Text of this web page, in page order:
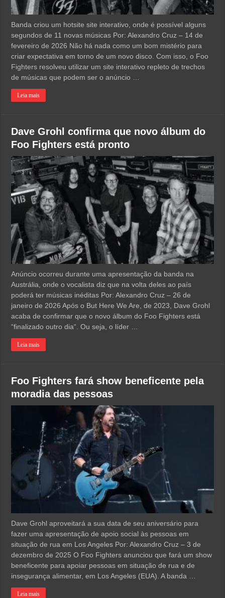
Banda criou um hotsite site interativo, onde é possível alguns
segundos de 11 novas músicas Por: Alexandro Cruz – 14 de
fevereiro de 2026 Não há nada como um bom mistério para
criar expectativa em torno de um novo disco. Com isso, o Foo
Fighters resolveu utilizar um site interativo repleto de trechos
de músicas que podem ser o anúncio …
Leia mais
Dave Grohl confirma que novo álbum do
Foo Fighters está pronto
Anúncio ocorreu durante uma apresentação da banda na
Austrália, onde o vocalista diz que na volta deles ao país
poderá ter músicas inéditas Por: Alexandro Cruz – 26 de
janeiro de 2026 Após o But Here We Are, de 2023, Dave Grohl
acaba de confirmar que o novo álbum do Foo Fighters está
“finalizado outro dia“. Ou seja, o líder …
Leia mais
Foo Fighters fará show beneficente pela
moradia das pessoas
Dave Grohl aproveitará a sua data de seu aniversário para
fazer uma apresentação de apoio social às pessoas em
situação de rua em Los Angeles Por: Alexandro Cruz – 3 de
dezembro de 2025 O Foo Fighters anunciou que fará um show
beneficente para apoiar pessoas em situação de rua e de
insegurança alimentar, em Los Angeles (EUA). A banda …
Leia mais